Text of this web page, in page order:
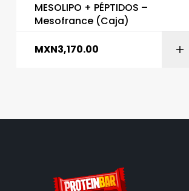
MESOLIPO + PÉPTIDOS –
Mesofrance (Caja)
MXN3,170.00